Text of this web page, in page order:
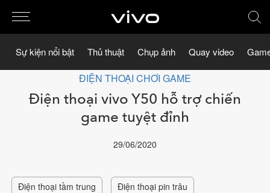
Sự kiện nổi bật Thủ thuật Chụp ảnh Quay video
ĐIỆN THOẠI CHƠI GAME
Điện thoại vivo Y50 hỗ trợ chiến
game tuyệt đỉnh
29/06/2020
Điện thoại tầm trung Điện thoại pin trâu